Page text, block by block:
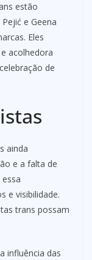
estão
e Geena
Eles
acolhedora
de
ainda
e a falta de
e visibilidade.
trans possam
influência das